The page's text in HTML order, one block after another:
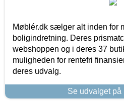
Møblér.dk sælger alt inden for
boligindretning. Deres
webshoppen og i deres 37
muligheden for rentefri
deres udvalg.
Se udvalget på